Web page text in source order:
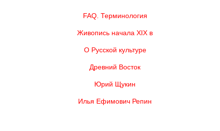
FAQ. Терминология
Живопись начала XIX в
О Русской культуре
Древний Восток
Юрий Щукин
Илья Ефимович Репин